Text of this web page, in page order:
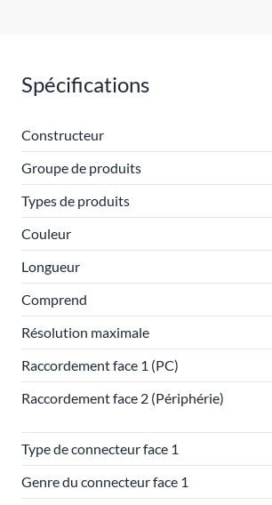
Spécifications
Constructeur
Groupe de produits
Types de produits
Couleur
Longueur
Comprend
Résolution maximale
Raccordement face 1 (PC)
Raccordement face 2 (Périphérie)
Type de connecteur face 1
Genre du connecteur face 1